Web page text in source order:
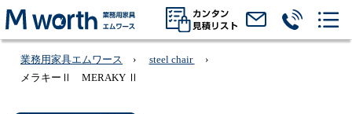
業務用家具エムワース
steel chair
メラキーⅡ MERAKY Ⅱ